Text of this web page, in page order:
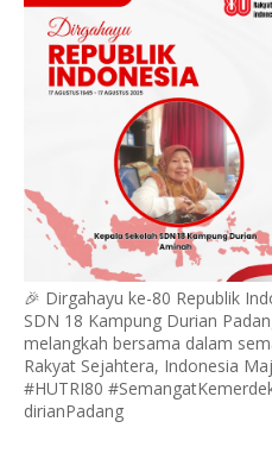
🎉 Dirgahayu ke-80 Republik
SDN 18 Kampung Durian
melangkah bersama dalam
Rakyat Sejahtera, Indonesia
#HUTRI80
dirianPadang